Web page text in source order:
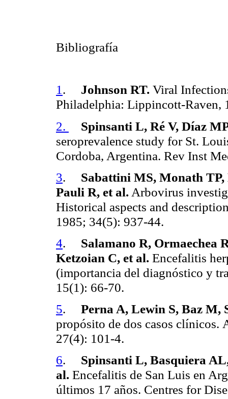
Bibliografía
1 . Johnson RT. Viral
Philadelphia: Lippincott-Raven,
2.
Spinsanti L, Ré V, Díaz
seroprevalence study for St.
Cordoba, Argentina. Rev Inst
3.
Sabattini MS, Monath
Pauli R, et al. Arbovirus
Historical aspects and
1985; 34(5): 937-44.
4.
Salamano R, Ormaechea
Ketzoian C, et al. Encefalitis
(importancia del diagnóstico y
15(1): 66-70.
5.
Perna A, Lewin S, Baz M,
propósito de dos casos clínicos.
27(4): 101-4.
6.
Spinsanti L, Basquiera
al. Encefalitis de San Luis en
últimos 17 años. Centres for